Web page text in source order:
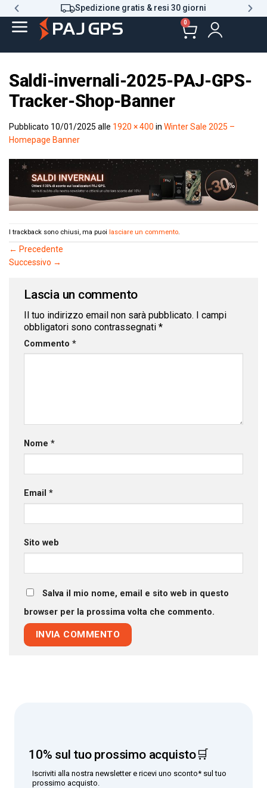
Spedizione gratis & resi 30 giorni
0
Saldi-invernali-2025-PAJ-GPS-
Tracker-Shop-Banner
Pubblicato 10/01/2025 alle 1920 × 400 in Winter Sale 2025 –
Homepage Banner
I trackback sono chiusi, ma puoi lasciare un commento.
← Precedente
Successivo →
Lascia un commento
Il tuo indirizzo email non sarà pubblicato. I campi
obbligatori sono contrassegnati *
Commento *
Nome *
Email *
Sito web
Salva il mio nome, email e sito web in questo
browser per la prossima volta che commento.
10% sul tuo prossimo acquisto🛒
Iscriviti alla nostra newsletter e ricevi uno sconto* sul tuo
prossimo acquisto.